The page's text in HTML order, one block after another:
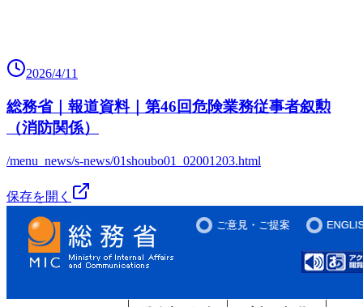
2026/4/11
総務省｜報道資料｜第46回危険業務従事者叙勲
（消防関係）
/menu_news/s-news/01shoubo01_02001203.html
保存を開く